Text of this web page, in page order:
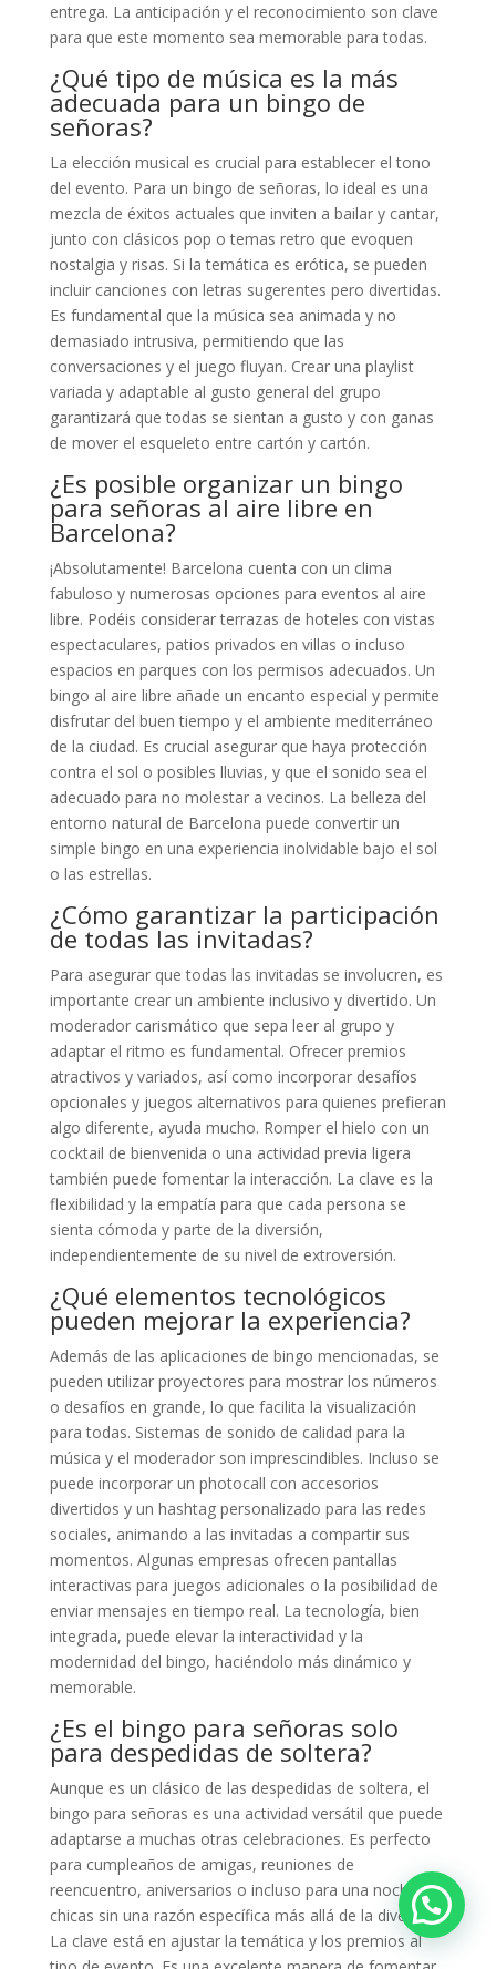
entrega. La anticipación y el reconocimiento son clave
para que este momento sea memorable para todas.
¿Qué tipo de música es la más
adecuada para un bingo de
señoras?
La elección musical es crucial para establecer el tono
del evento. Para un bingo de señoras, lo ideal es una
mezcla de éxitos actuales que inviten a bailar y cantar,
junto con clásicos pop o temas retro que evoquen
nostalgia y risas. Si la temática es erótica, se pueden
incluir canciones con letras sugerentes pero divertidas.
Es fundamental que la música sea animada y no
demasiado intrusiva, permitiendo que las
conversaciones y el juego fluyan. Crear una playlist
variada y adaptable al gusto general del grupo
garantizará que todas se sientan a gusto y con ganas
de mover el esqueleto entre cartón y cartón.
¿Es posible organizar un bingo
para señoras al aire libre en
Barcelona?
¡Absolutamente! Barcelona cuenta con un clima
fabuloso y numerosas opciones para eventos al aire
libre. Podéis considerar terrazas de hoteles con vistas
espectaculares, patios privados en villas o incluso
espacios en parques con los permisos adecuados. Un
bingo al aire libre añade un encanto especial y permite
disfrutar del buen tiempo y el ambiente mediterráneo
de la ciudad. Es crucial asegurar que haya protección
contra el sol o posibles lluvias, y que el sonido sea el
adecuado para no molestar a vecinos. La belleza del
entorno natural de Barcelona puede convertir un
simple bingo en una experiencia inolvidable bajo el sol
o las estrellas.
¿Cómo garantizar la participación
de todas las invitadas?
Para asegurar que todas las invitadas se involucren, es
importante crear un ambiente inclusivo y divertido. Un
moderador carismático que sepa leer al grupo y
adaptar el ritmo es fundamental. Ofrecer premios
atractivos y variados, así como incorporar desafíos
opcionales y juegos alternativos para quienes prefieran
algo diferente, ayuda mucho. Romper el hielo con un
cocktail de bienvenida o una actividad previa ligera
también puede fomentar la interacción. La clave es la
flexibilidad y la empatía para que cada persona se
sienta cómoda y parte de la diversión,
independientemente de su nivel de extroversión.
¿Qué elementos tecnológicos
pueden mejorar la experiencia?
Además de las aplicaciones de bingo mencionadas, se
pueden utilizar proyectores para mostrar los números
o desafíos en grande, lo que facilita la visualización
para todas. Sistemas de sonido de calidad para la
música y el moderador son imprescindibles. Incluso se
puede incorporar un photocall con accesorios
divertidos y un hashtag personalizado para las redes
sociales, animando a las invitadas a compartir sus
momentos. Algunas empresas ofrecen pantallas
interactivas para juegos adicionales o la posibilidad de
enviar mensajes en tiempo real. La tecnología, bien
integrada, puede elevar la interactividad y la
modernidad del bingo, haciéndolo más dinámico y
memorable.
¿Es el bingo para señoras solo
para despedidas de soltera?
Aunque es un clásico de las despedidas de soltera, el
bingo para señoras es una actividad versátil que puede
adaptarse a muchas otras celebraciones. Es perfecto
para cumpleaños de amigas, reuniones de
reencuentro, aniversarios o incluso para una noche de
chicas sin una razón específica más allá de la diversión.
La clave está en ajustar la temática y los premios al